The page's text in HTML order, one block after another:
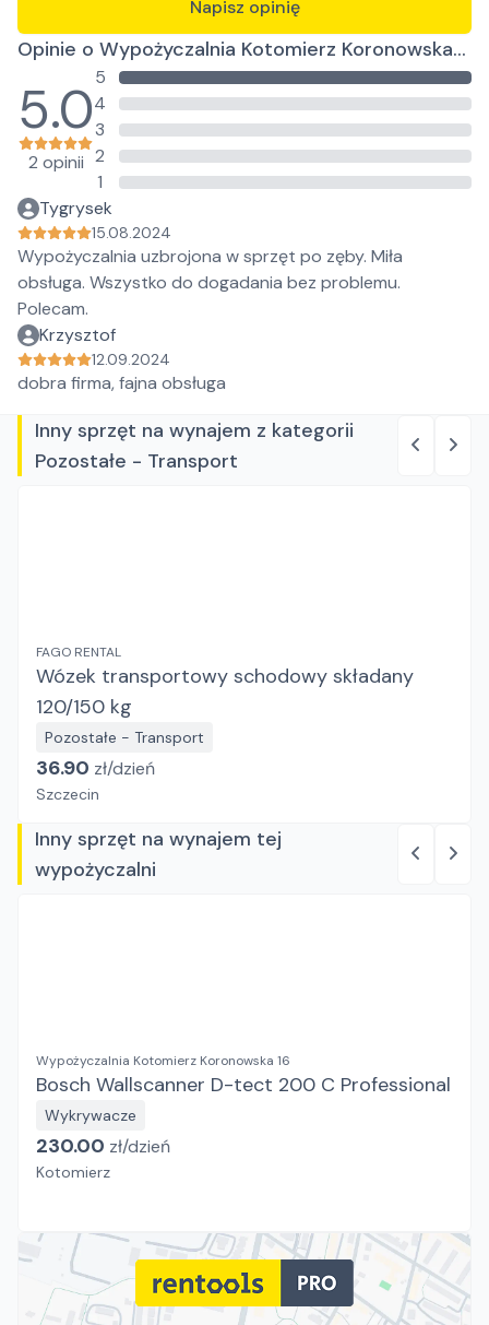
Napisz opinię
Opinie o Wypożyczalnia Kotomierz Koronowska
5.0
2 opinii
5
4
3
2
1
Tygrysek
15.08.2024
Wypożyczalnia uzbrojona w sprzęt po zęby. Miła
obsługa. Wszystko do dogadania bez problemu.
Polecam.
Krzysztof
12.09.2024
dobra firma, fajna obsługa
Inny sprzęt na wynajem z kategorii
Pozostałe - Transport
FAGO RENTAL
Wózek transportowy schodowy składany
120/150 kg
Pozostałe - Transport
36.90 zł/dzień
Szczecin
Inny sprzęt na wynajem tej
wypożyczalni
Wypożyczalnia Kotomierz Koronowska 16
Bosch Wallscanner D-tect 200 C Professional
Wykrywacze
230.00 zł/dzień
Kotomierz